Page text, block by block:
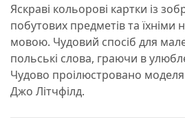
Яскраві кольорові картки із
побутових предметів та
мовою. Чудовий спосіб для
польські слова, граючи в
Чудово проілюстровано
Джо Літчфілд.